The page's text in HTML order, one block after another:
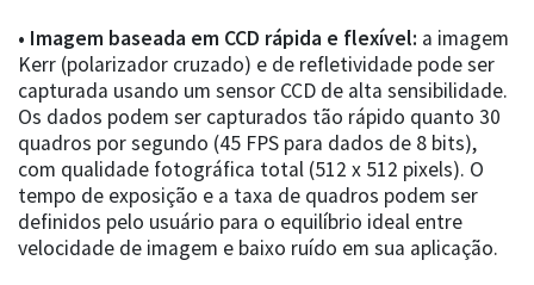
• Imagem baseada em CCD rápida e flexível: a imagem
Kerr (polarizador cruzado) e de refletividade pode ser
capturada usando um sensor CCD de alta sensibilidade.
Os dados podem ser capturados tão rápido quanto 30
quadros por segundo (45 FPS para dados de 8 bits),
com qualidade fotográfica total (512 x 512 pixels). O
tempo de exposição e a taxa de quadros podem ser
definidos pelo usuário para o equilíbrio ideal entre
velocidade de imagem e baixo ruído em sua aplicação.